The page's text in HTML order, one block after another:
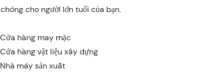
cho người lớn tuổi của bạn.
hàng may mặc
hàng vật liệu xây dựng
máy sản xuất